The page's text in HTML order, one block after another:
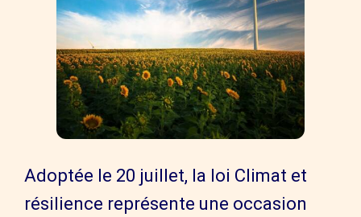
Adoptée le 20 juillet, la loi Climat et
résilience représente une occasion